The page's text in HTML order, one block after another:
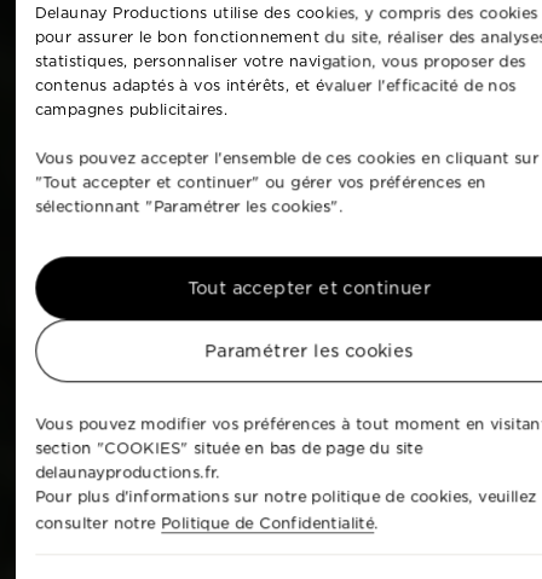
Delaunay Productions utilise des cookies, y compris des
pour assurer le bon fonctionnement du site, réaliser des
statistiques, personnaliser votre navigation, vous proposer des
contenus adaptés à vos intérêts, et évaluer l'efficacité de nos
campagnes publicitaires.
Vous pouvez accepter l'ensemble de ces cookies en cliquant sur
"Tout accepter et continuer" ou gérer vos préférences en
sélectionnant "Paramétrer les cookies".
Paramétrer les cookies
Tout accepter et continuer
Vous pouvez modifier vos préférences à tout moment en
section "COOKIES" située en bas de page du site
delaunayproductions.fr.
Pour plus d'informations sur notre politique de cookies, veuillez
consulter notre Politique de Confidentialité.